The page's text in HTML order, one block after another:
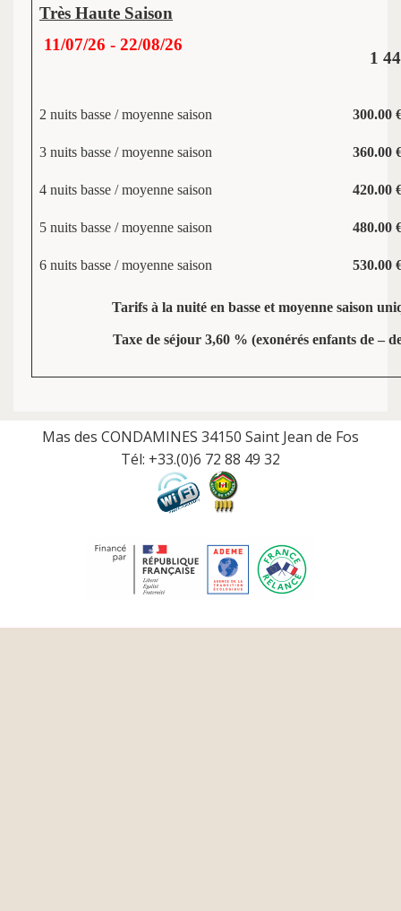
Très Haute Saison
11/07/26 - 22/08/26
1
2 nuits basse / moyenne saison 300.00
3 nuits basse / moyenne saison 360.00
4 nuits basse / moyenne saison 420.00
5 nuits basse / moyenne saison 480.00
6 nuits basse / moyenne saison 530.00
Tarifs à la nuité en basse et moyenne saison
Taxe de séjour 3,60 % (exonérés enfants de –
Mas des CONDAMINES 34150 Saint Jean de Fos
Tél: +33.(0)6 72 88 49 32